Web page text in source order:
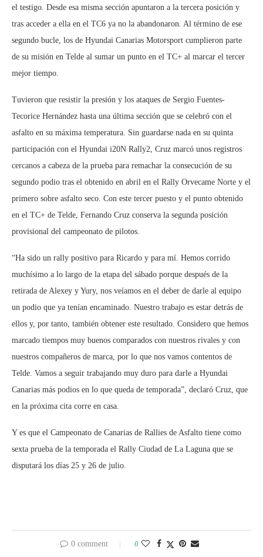
el testigo. Desde esa misma sección apuntaron a la tercera posición y
tras acceder a ella en el TC6 ya no la abandonaron. Al término de ese
segundo bucle, los de Hyundai Canarias Motorsport cumplieron parte
de su misión en Telde al sumar un punto en el TC+ al marcar el tercer
mejor tiempo.
Tuvieron que resistir la presión y los ataques de Sergio Fuentes-
Tecorice Hernández hasta una última sección que se celebró con el
asfalto en su máxima temperatura. Sin guardarse nada en su quinta
participación con el Hyundai i20N Rally2, Cruz marcó unos registros
cercanos a cabeza de la prueba para remachar la consecución de su
segundo podio tras el obtenido en abril en el Rally Orvecame Norte y el
primero sobre asfalto seco. Con este tercer puesto y el punto obtenido
en el TC+ de Telde, Fernando Cruz conserva la segunda posición
provisional del campeonato de pilotos.
“Ha sido un rally positivo para Ricardo y para mí. Hemos corrido
muchísimo a lo largo de la etapa del sábado porque después de la
retirada de Alexey y Yury, nos veíamos en el deber de darle al equipo
un podio que ya tenían encaminado. Nuestro trabajo es estar detrás de
ellos y, por tanto, también obtener este resultado. Considero que hemos
marcado tiempos muy buenos comparados con nuestros rivales y con
nuestros compañeros de marca, por lo que nos vamos contentos de
Telde. Vamos a seguir trabajando muy duro para darle a Hyundai
Canarias más podios en lo que queda de temporada”, declaró Cruz, que
en la próxima cita corre en casa.
Y es que el Campeonato de Canarias de Rallies de Asfalto tiene como
sexta prueba de la temporada el Rally Ciudad de La Laguna que se
disputará los días 25 y 26 de julio.
0 comment 0